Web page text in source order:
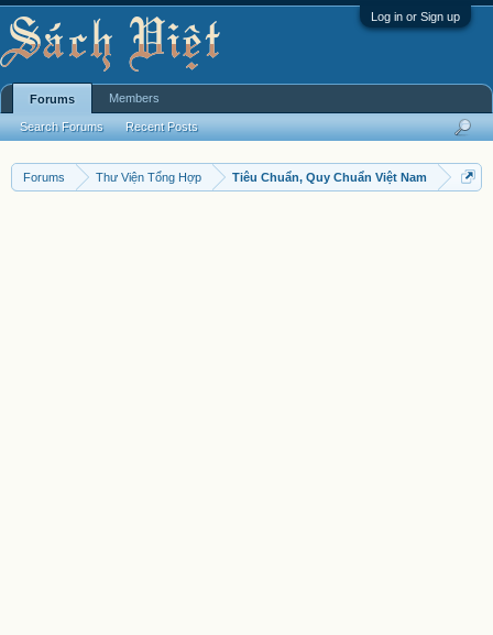
Log in or Sign up
Forums Thư Viện Tổng Hợp Tiêu Chuẩn, Quy Chuẩn Việt Nam
Forums
Search Forums Recent Posts
Members